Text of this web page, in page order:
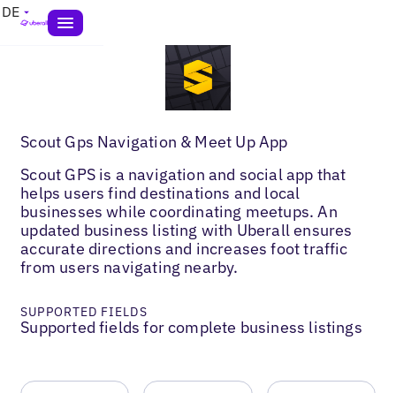
DE
Scout Gps Navigation & Meet Up App
Scout GPS is a navigation and social app that
helps users find destinations and local
businesses while coordinating meetups. An
updated business listing with Uberall ensures
accurate directions and increases foot traffic
from users navigating nearby.
SUPPORTED FIELDS
Supported fields for complete business listings